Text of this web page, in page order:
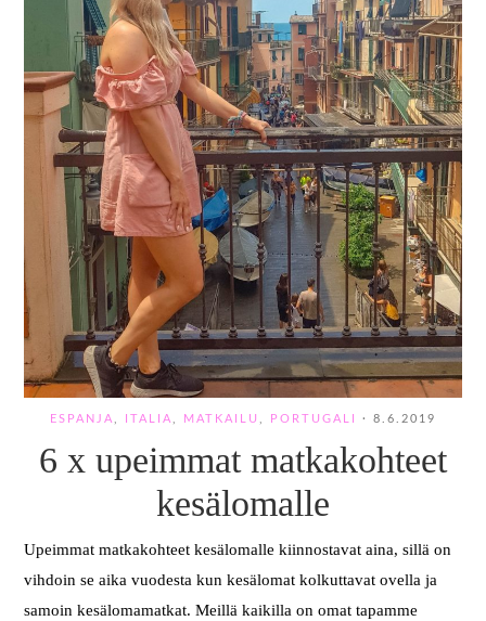
ESPANJA ITALIA MATKAILU PORTUGALI · 8.6.2019
6 x upeimmat matkakohteet
kesälomalle
Upeimmat matkakohteet kesälomalle kiinnostavat aina, sillä on
vihdoin se aika vuodesta kun kesälomat kolkuttavat ovella ja
samoin kesälomamatkat. Meillä kaikilla on omat tapamme